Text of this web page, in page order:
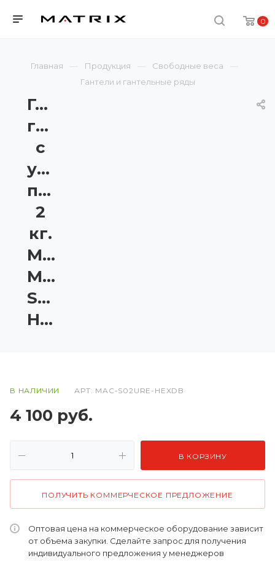
0
Главная Продукция
Свободные веса
Гантели и гантельные ряды
Гексагональные
гантели
с
уретановым
покрытием
2
кг.
Matrix
MAC-
S02URE-
HEXDB
В НАЛИЧИИ АРТ. MAC-S02URE-HEXDB
4 100 руб.
В КОРЗИНУ
ПОЛУЧИТЬ КОММЕРЧЕСКОЕ ПРЕДЛОЖЕНИЕ
Оптовая цена на коммерческое оборудование зависит
от объема закупки. Сделайте запрос для получения
индивидуального предложения у менеджеров